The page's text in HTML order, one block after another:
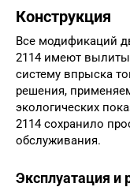
Конструкция
Все модификаций
2114 имеют
систему впрыска
решения,
экологических
2114 сохранило
обслуживания.
Эксплуатация и